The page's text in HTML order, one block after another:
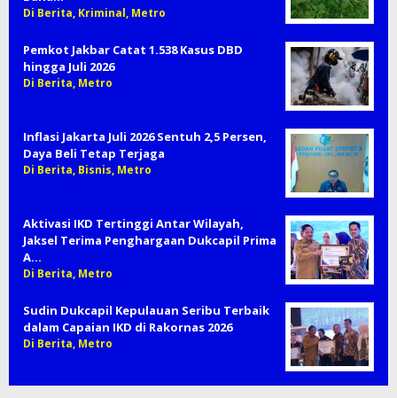
Di Berita, Kriminal, Metro
Pemkot Jakbar Catat 1.538 Kasus DBD
hingga Juli 2026
Di Berita, Metro
Inflasi Jakarta Juli 2026 Sentuh 2,5 Persen,
Daya Beli Tetap Terjaga
Di Berita, Bisnis, Metro
Aktivasi IKD Tertinggi Antar Wilayah,
Jaksel Terima Penghargaan Dukcapil Prima
A…
Di Berita, Metro
Sudin Dukcapil Kepulauan Seribu Terbaik
dalam Capaian IKD di Rakornas 2026
Di Berita, Metro